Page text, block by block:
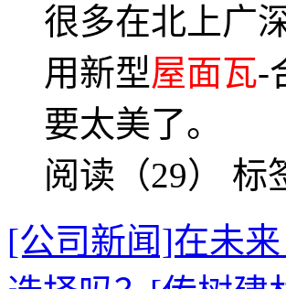
很多在北上广
用新型屋面瓦-
要太美了。
阅读（29） 标
[公司新闻]在未